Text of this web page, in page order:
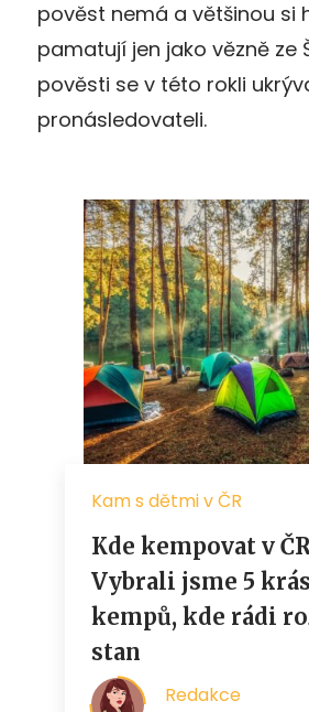
pověst nemá a většinou si
pamatují jen jako vězně ze
pověsti se v této rokli
pronásledovateli.